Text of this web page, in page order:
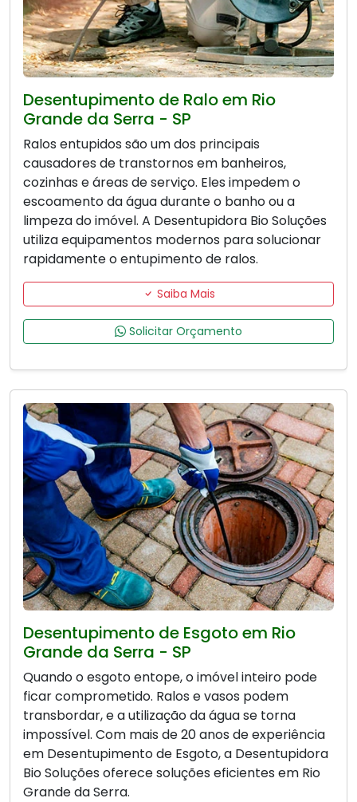
Desentupimento de Ralo em Rio
Grande da Serra - SP
Ralos entupidos são um dos principais
causadores de transtornos em banheiros,
cozinhas e áreas de serviço. Eles impedem o
escoamento da água durante o banho ou a
limpeza do imóvel. A Desentupidora Bio Soluções
utiliza equipamentos modernos para solucionar
rapidamente o entupimento de ralos.
Saiba Mais
Solicitar Orçamento
Desentupimento de Esgoto em Rio
Grande da Serra - SP
Quando o esgoto entope, o imóvel inteiro pode
ficar comprometido. Ralos e vasos podem
transbordar, e a utilização da água se torna
impossível. Com mais de 20 anos de experiência
em Desentupimento de Esgoto, a Desentupidora
Bio Soluções oferece soluções eficientes em Rio
Grande da Serra.